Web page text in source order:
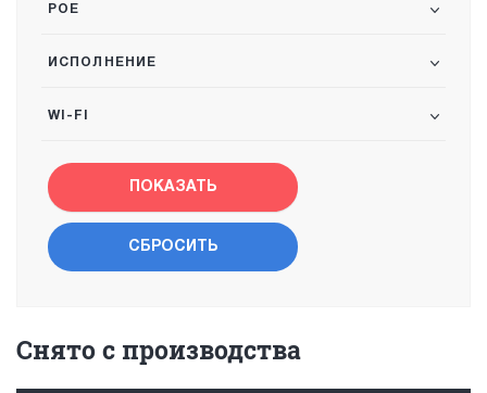
POE
ИСПОЛНЕНИЕ
WI-FI
Снято с производства